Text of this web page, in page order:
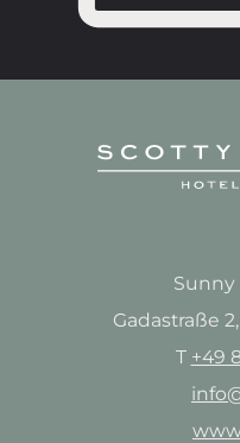
Sunny
Gadastraße
T +49